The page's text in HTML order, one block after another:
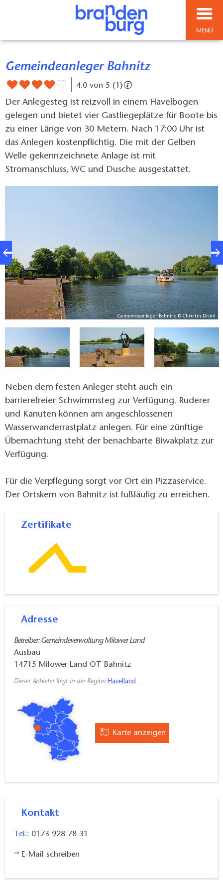
MENÜ
Gemeindeanleger Bahnitz
4.0 von 5 (1)
Der Anlegesteg ist reizvoll in einem Havelbogen
gelegen und bietet vier Gastliegeplätze für Boote bis
zu einer Länge von 30 Metern. Nach 17:00 Uhr ist
das Anlegen kostenpflichtig. Die mit der Gelben
Welle gekennzeichnete Anlage ist mit
Stromanschluss, WC und Dusche ausgestattet.
Gemeindeanleger Bahnitz © Christin Drühl
Neben dem festen Anleger steht auch ein
barrierefreier Schwimmsteg zur Verfügung. Ruderer
und Kanuten können am angeschlossenen
Wasserwanderrastplatz anlegen. Für eine zünftige
Übernachtung steht der benachbarte Biwakplatz zur
Verfügung.
Für die Verpflegung sorgt vor Ort ein Pizzaservice.
Der Ortskern von Bahnitz ist fußläufig zu erreichen.
Zertifikate
Adresse
Betreiber: Gemeindeverwaltung Milower Land
Ausbau
14715 Milower Land OT Bahnitz
Dieser Anbieter liegt in der Region Havelland
Karte anzeigen
Kontakt
Tel.: 0173 928 78 31
E-Mail schreiben